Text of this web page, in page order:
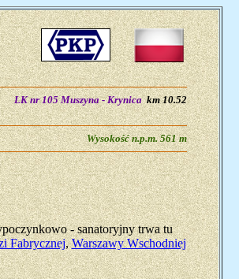
LK nr 105 Muszyna - Krynicakm 10.52
Wysokość n.p.m. 561 m
- sanatoryjny trwa tu
Fabrycznej,Warszawy Wschodniej